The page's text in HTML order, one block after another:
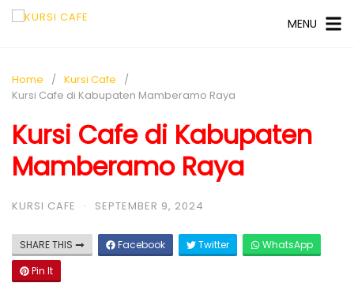
MENU
Home
Kursi Cafe
Kursi Cafe di Kabupaten Mamberamo Raya
Kursi Cafe di Kabupaten
Mamberamo Raya
KURSI CAFE · SEPTEMBER 9, 2024
SHARE THIS Facebook Twitter
WhatsApp
Pin It